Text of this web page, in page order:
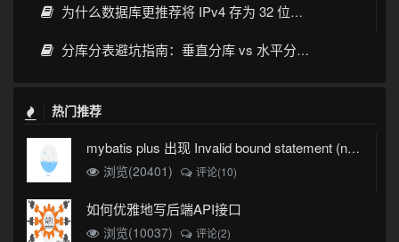
为什么数据库更推荐将 IPv4 存为 32 位整数而不是字符串
分库分表避坑指南：垂直分库 vs 水平分表，分片键选对才不踩雷
热门推荐
mybatis plus 出现 Invalid bound statement (not found)
浏览(20401)
评论(10)
如何优雅地写后端API接口
浏览(10037) 评论(2)